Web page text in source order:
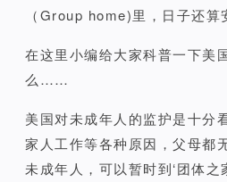
（Group home)里， 日子还算
在这里小编给大家科普一下美
么……
美国对未成年人的监护是十分
家人工作等各种原因，父母都
未成年人， 可以暂时到‘团体之